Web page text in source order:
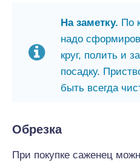
На заметку. По
надо
круг, полить и
посадку.
быть всегда
Обрезка
При покупке саженец